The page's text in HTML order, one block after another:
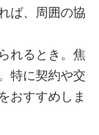
ば、周囲の協
れるとき。焦
特に契約や交
おすすめしま